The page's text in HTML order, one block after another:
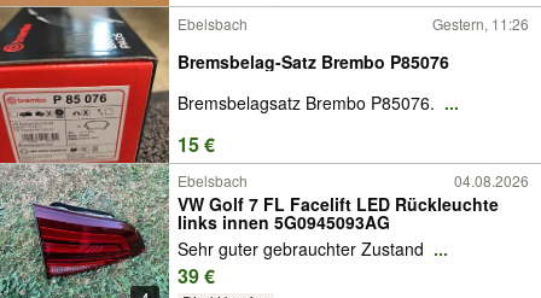
Ebelsbach
Gestern, 11:26
Bremsbelag-Satz Brembo P85076
Bremsbelagsatz Brembo P85076. ...
15 €
Ebelsbach 04.08.2026
VW Golf 7 FL Facelift LED Rückleuchte
links innen 5G0945093AG
Sehr guter gebrauchter Zustand ...
39 €